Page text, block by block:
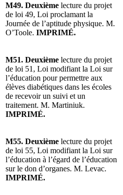
M49. Deuxième lecture du projet
de loi 49, Loi proclamant la
Journée de l’aptitude physique. M.
O’Toole. IMPRIMÉ.
M51. Deuxième lecture du projet
de loi 51, Loi modifiant la Loi sur
l’éducation pour permettre aux
élèves diabétiques dans les écoles
de recevoir un suivi et un
traitement. M. Martiniuk.
IMPRIMÉ.
M55. Deuxième lecture du projet
de loi 55, Loi modifiant la Loi sur
l’éducation à l’égard de l’éducation
sur le don d’organes. M. Levac.
IMPRIMÉ.